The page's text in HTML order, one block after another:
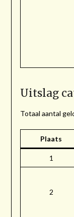
Uitslag
Totaal aantal
Plaats
1
2